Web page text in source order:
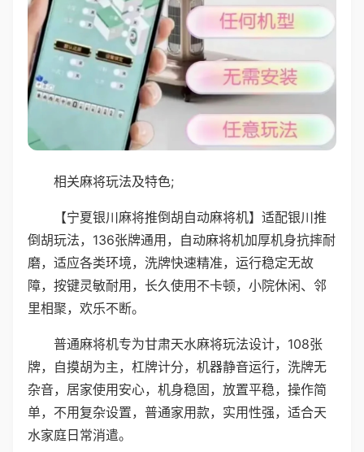
相关麻将玩法及特色;
【宁夏银川麻将推倒胡自动麻将机】适配银川推
倒胡玩法，136张牌通用，自动麻将机加厚机身抗摔耐
磨，适应各类环境，洗牌快速精准，运行稳定无故
障，按键灵敏耐用，长久使用不卡顿，小院休闲、邻
里相聚，欢乐不断。
普通麻将机专为甘肃天水麻将玩法设计，108张
牌，自摸胡为主，杠牌计分，机器静音运行，洗牌无
杂音，居家使用安心，机身稳固，放置平稳，操作简
单，不用复杂设置，普通家用款，实用性强，适合天
水家庭日常消遣。